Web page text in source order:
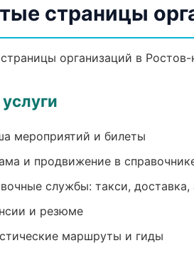
страницы
организаций в
мероприятий и билеты
и продвижение в
службы: такси, доставка,
и резюме
маршруты и гиды